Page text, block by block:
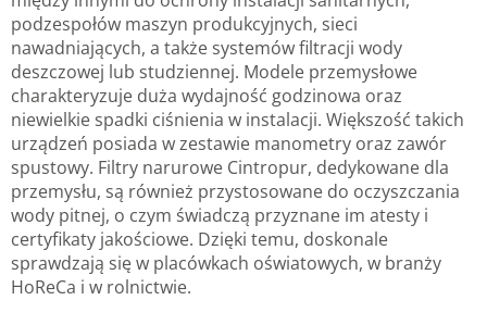
podzespołów maszyn produkcyjnych, sieci
nawadniających, a także systemów filtracji wody
deszczowej lub studziennej. Modele przemysłowe
charakteryzuje duża wydajność godzinowa oraz
niewielkie spadki ciśnienia w instalacji. Większość takich
urządzeń posiada w zestawie manometry oraz zawór
spustowy. Filtry narurowe Cintropur, dedykowane dla
przemysłu, są również przystosowane do oczyszczania
wody pitnej, o czym świadczą przyznane im atesty i
certyfikaty jakościowe. Dzięki temu, doskonale
sprawdzają się w placówkach oświatowych, w branży
HoReCa i w rolnictwie.